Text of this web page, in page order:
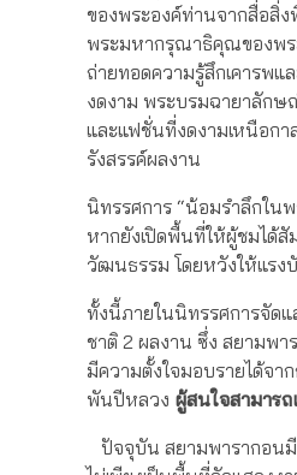
ของพระองค์ท่านจากสื่อสิ่ง
พระมหากรุณาธิคุณของพร
ถ่ายทอดความรู้สึกเคารพแ
งดงาม พระบรมฉายาลักษ
และแฟชั่นที่งดงามเหนือกา
รังสรรค์ผลงาน
นิทรรศการ “น้อมรำลึกใน
หากยังเปิดพื้นที่ให้ผู้ชมได้
วัฒนธรรม โดยหวังให้แรง
ทั้งนี้ภายในนิทรรศการจัด
ชาติ 2 ผลงาน ซึ่ง สยามพ
มีความตั้งใจมอบรายได้จ
พันปีหลวง ผู้สนใจสามาร
ปัจจุบัน สยามพารากอนมี